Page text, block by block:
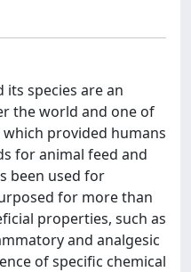
its species are an
the world and one of
provided humans
for animal feed and
been used for
for more than
properties, such as
and analgesic
of specific chemical